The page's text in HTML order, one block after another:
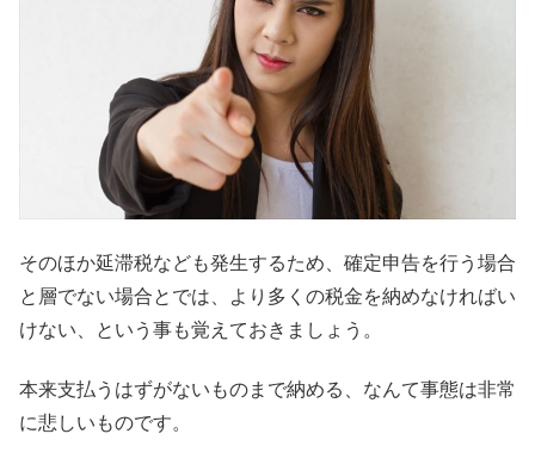
そのほか延滞税なども発生するため、確定申告を行う場合
と層でない場合とでは、より多くの税金を納めなければい
けない、という事も覚えておきましょう。
本来支払うはずがないものまで納める、なんて事態は非常
に悲しいものです。